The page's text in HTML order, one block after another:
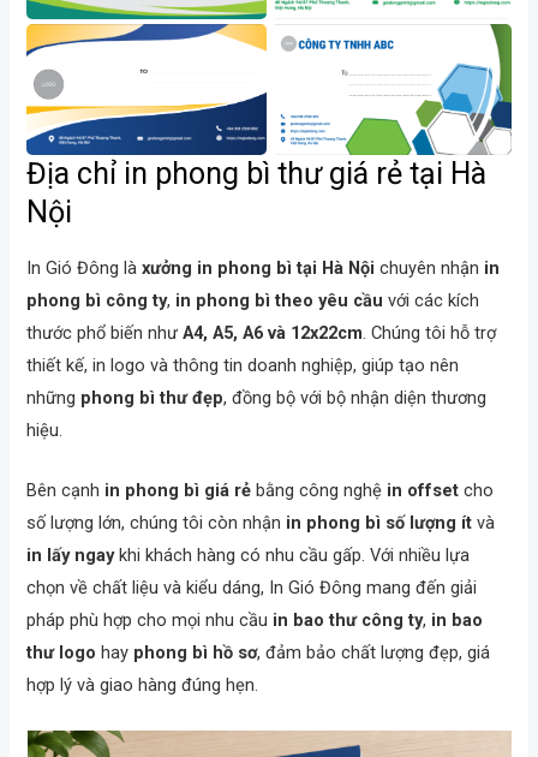
Địa chỉ in phong bì thư giá rẻ tại Hà
Nội
In Gió Đông làxưởng in phong bì tại Hà Nội chuyên nhận in
phong bì công ty, in phong bì theo yêu cầu với các kích
thước phổ biến nhưA4, A5, A6 và 12x22cm. Chúng tôi hỗ trợ
thiết kế, in logo và thông tin doanh nghiệp, giúp tạo nên
những phong bì thư đẹp, đồng bộ với bộ nhận diện thương
hiệu.
Bên cạnh in phong bì giá rẻ bằng công nghệ in offset cho
số lượng lớn, chúng tôi còn nhận in phong bì số lượng ít và
in lấy ngaykhi khách hàng có nhu cầu gấp. Với nhiều lựa
chọn về chất liệu và kiểu dáng, In Gió Đông mang đến giải
pháp phù hợp cho mọi nhu cầu in bao thư công ty, in bao
thư logo hay phong bì hồ sơ, đảm bảo chất lượng đẹp, giá
hợp lý và giao hàng đúng hẹn.